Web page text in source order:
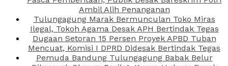
Ambil Alih Penanganan
Tulungagung Marak Bermunculan Toko Miras
Ilegal, Tokoh Agama Desak APH Bertindak Tegas
Dugaan Setoran 15 Persen Proyek APBD Tuban
Mencuat, Komisi I DPRD Didesak Bertindak Tegas
Pemuda Bandung Tulungagung Babak Belur